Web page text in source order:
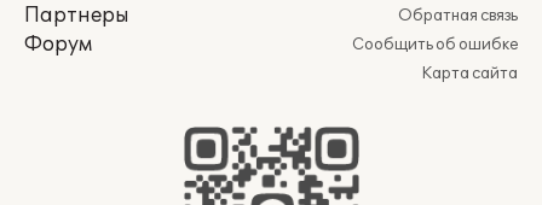
Партнеры
Форум
Обратная связь
Сообщить об ошибке
Карта сайта